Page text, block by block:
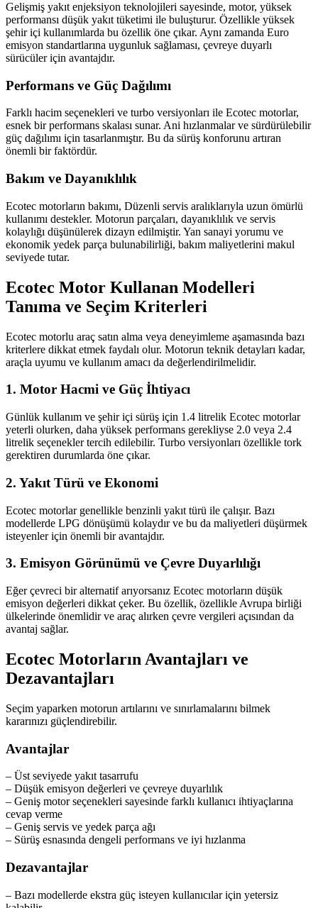
Gelişmiş yakıt enjeksiyon teknolojileri sayesinde, motor, yüksek
performansı düşük yakıt tüketimi ile buluşturur. Özellikle yüksek
şehir içi kullanımlarda bu özellik öne çıkar. Aynı zamanda Euro
emisyon standartlarına uygunluk sağlaması, çevreye duyarlı
sürücüler için avantajdır.
Performans ve Güç Dağılımı
Farklı hacim seçenekleri ve turbo versiyonları ile Ecotec motorlar,
esnek bir performans skalası sunar. Ani hızlanmalar ve sürdürülebilir
güç dağılımı için tasarlanmıştır. Bu da sürüş konforunu artıran
önemli bir faktördür.
Bakım ve Dayanıklılık
Ecotec motorların bakımı, Düzenli servis aralıklarıyla uzun ömürlü
kullanımı destekler. Motorun parçaları, dayanıklılık ve servis
kolaylığı düşünülerek dizayn edilmiştir. Yan sanayi yorumu ve
ekonomik yedek parça bulunabilirliği, bakım maliyetlerini makul
seviyede tutar.
Ecotec Motor Kullanan Modelleri
Tanıma ve Seçim Kriterleri
Ecotec motorlu araç satın alma veya deneyimleme aşamasında bazı
kriterlere dikkat etmek faydalı olur. Motorun teknik detayları kadar,
araçla uyumu ve kullanım amacı da değerlendirilmelidir.
1. Motor Hacmi ve Güç İhtiyacı
Günlük kullanım ve şehir içi sürüş için 1.4 litrelik Ecotec motorlar
yeterli olurken, daha yüksek performans gerekliyse 2.0 veya 2.4
litrelik seçenekler tercih edilebilir. Turbo versiyonları özellikle tork
gerektiren durumlarda öne çıkar.
2. Yakıt Türü ve Ekonomi
Ecotec motorlar genellikle benzinli yakıt türü ile çalışır. Bazı
modellerde LPG dönüşümü kolaydır ve bu da maliyetleri düşürmek
isteyenler için önemli bir avantajdır.
3. Emisyon Görünümü ve Çevre Duyarlılığı
Eğer çevreci bir alternatif arıyorsanız Ecotec motorların düşük
emisyon değerleri dikkat çeker. Bu özellik, özellikle Avrupa birliği
ülkelerinde önemlidir ve araç alırken çevre vergileri açısından da
avantaj sağlar.
Ecotec Motorların Avantajları ve
Dezavantajları
Seçim yaparken motorun artılarını ve sınırlamalarını bilmek
kararınızı güçlendirebilir.
Avantajlar
– Üst seviyede yakıt tasarrufu
– Düşük emisyon değerleri ve çevreye duyarlılık
– Geniş motor seçenekleri sayesinde farklı kullanıcı ihtiyaçlarına
cevap verme
– Geniş servis ve yedek parça ağı
– Sürüş esnasında dengeli performans ve iyi hızlanma
Dezavantajlar
– Bazı modellerde ekstra güç isteyen kullanıcılar için yetersiz